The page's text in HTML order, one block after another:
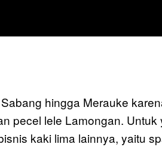
hingga Merauke
pecel lele Lamongan.
kaki lima lainnya, yaitu